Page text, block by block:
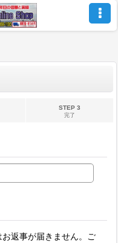
STEP 3
完了
返事が届きません。ご